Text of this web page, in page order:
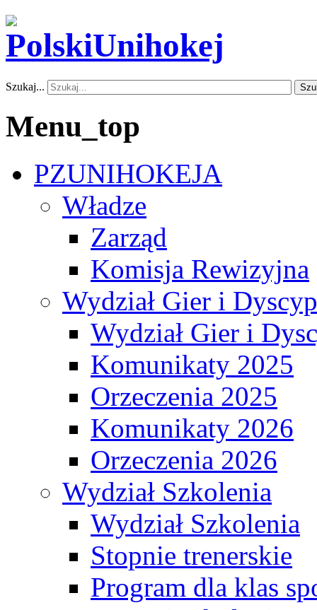
Szukaj...
Menu_top
PZUNIHOKEJA
Władze
Zarząd
Komisja Rewizyjna
Wydział Gier i
Wydział Gier i
Komunikaty 2025
Orzeczenia 2025
Komunikaty 2026
Orzeczenia 2026
Wydział Szkolenia
Wydział Szkolenia
Stopnie trenerskie
Program dla klas